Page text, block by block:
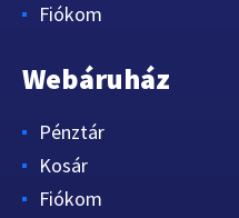
Fiókom
Webáruház
Pénztár
Kosár
Fiókom